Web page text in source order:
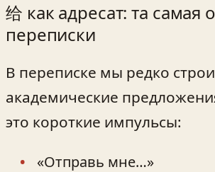
给 как адресат: та самая
переписки
В переписке мы редко
академические
это короткие импульсы:
«Отправь мне…»